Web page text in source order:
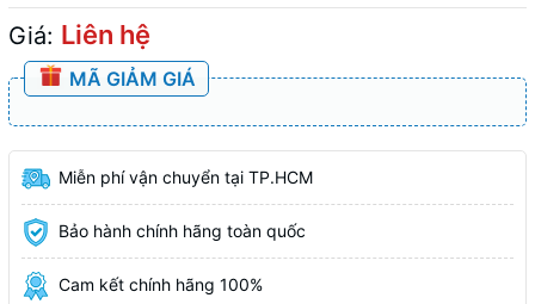
Giá: Liên hệ
MÃ GIẢM GIÁ
Miễn phí vận chuyển tại TP.HCM
Bảo hành chính hãng toàn quốc
Cam kết chính hãng 100%